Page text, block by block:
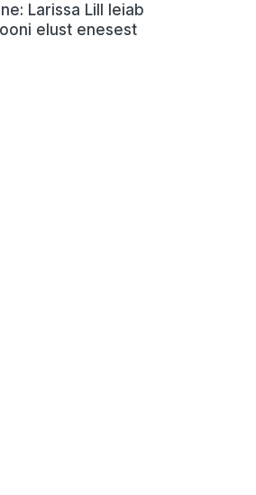
Larissa Lill leiab
elust enesest